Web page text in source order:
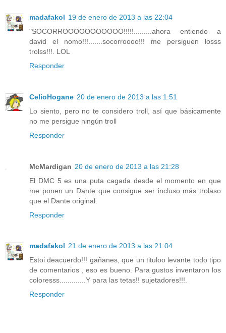
madafakol 19 de enero de 2013 a las 22:04
"SOCORROOOOOOOOOOO!!!!!.........ahora entiendo a
david el nomo!!!.......socorroooo!!! me persiguen losss
trolss!!!. LOL
Responder
CelioHogane 20 de enero de 2013 a las 1:51
Lo siento, pero no te considero troll, así que básicamente
no me persigue ningún troll
Responder
McMardigan 20 de enero de 2013 a las 21:28
El DMC 5 es una puta cagada desde el momento en que
me ponen un Dante que consigue ser incluso más trolaso
que el Dante original.
Responder
madafakol 21 de enero de 2013 a las 21:04
Estoi deacuerdo!!! gañanes, que un tituloo levante todo tipo
de comentarios , eso es bueno. Para gustos inventaron los
coloresss.............Y para las tetas!! sujetadores!!!.
Responder